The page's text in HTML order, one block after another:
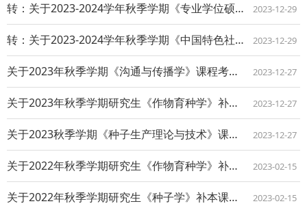
转：关于2023-2024学年秋季学期《专业学位硕士英语》（pd6191002）... 2023-12-29
转：关于2023-2024学年秋季学期《中国特色社会主义理论与实践研究》（pd6... 2023-12-29
关于2023年秋季学期《沟通与传播学》课程考试安排的通知 2023-12-27
关于2023年秋季学期研究生《作物育种学》补本课程考试安排的通知 2023-12-27
关于2023秋季学期《种子生产理论与技术》课程考试安排的通知 2023-12-27
关于2022年秋季学期研究生《作物育种学》补本课程考试安排的通知 2023-02-15
关于2022年秋季学期研究生《种子学》补本课程考试安排的通知 2023-02-15